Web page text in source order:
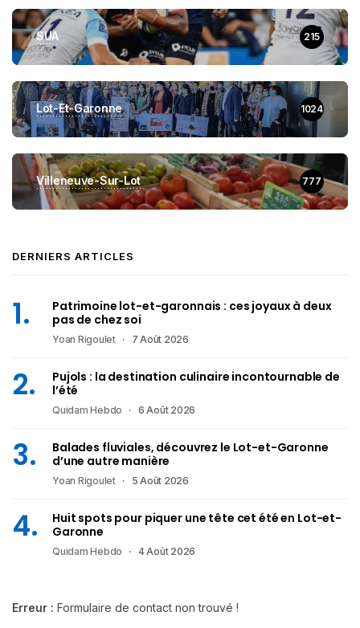
SUA 215
Lot-Et-Garonne 1024
Villeneuve-Sur-Lot 777
DERNIERS ARTICLES
Patrimoine lot-et-garonnais : ces joyaux à deux
pas de chez soi
Yoan Rigoulet 7 Août 2026
Pujols : la destination culinaire incontournable de
l’été
Quidam Hebdo 6 Août 2026
Balades fluviales, découvrez le Lot-et-Garonne
d’une autre manière
Yoan Rigoulet 5 Août 2026
Huit spots pour piquer une tête cet été en Lot-et-
Garonne
Quidam Hebdo 4 Août 2026
Erreur : Formulaire de contact non trouvé !